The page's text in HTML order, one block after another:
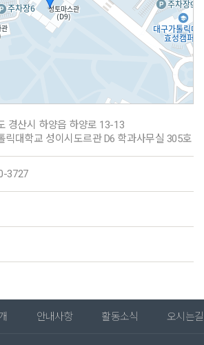
경산시 하양읍 하양로 13-13
릭대학교 성이시도르관 D6 학과사무실 305호
3727
안내사항 활동소식 오시는길